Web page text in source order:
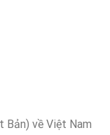
Bản) về Việt Nam